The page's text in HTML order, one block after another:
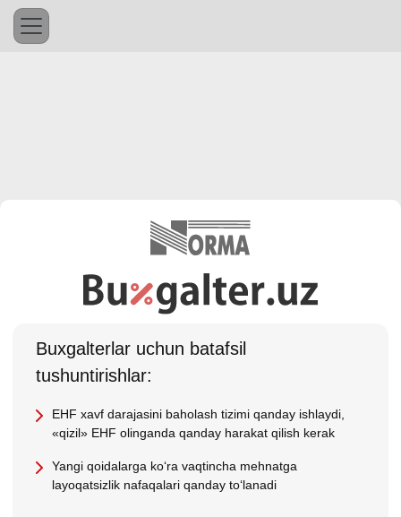
Buхgalterlar uchun batafsil
tushuntirishlar:
EHF хavf darajasini baholash tizimi qanday ishlaydi,
«qizil» EHF olinganda qanday harakat qilish kerak
Yangi qoidalarga koʻra vaqtincha mehnatga
layoqatsizlik nafaqalari qanday toʻlanadi